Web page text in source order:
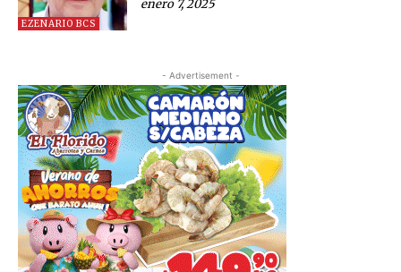
EZENARIO BCS
enero 7, 2025
- Advertisement -